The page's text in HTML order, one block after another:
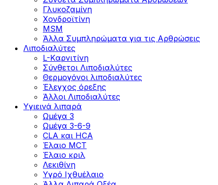
Γλυκοζαμίνη
Χονδροϊτίνη
MSM
Άλλα Συμπληρώματα για τις Αρθρώσεις
Λιποδιαλύτες
L-Kαρνιτίνη
Σύνθετοι Λιποδιαλύτες
Θερμογόνοι λιποδιαλύτες
Έλεγχος όρεξης
Άλλοι Λιποδιαλύτες
Υγιεινά λιπαρά
Ωμέγα 3
Ωμέγα 3-6-9
CLA και HCA
Έλαιο MCT
Έλαιο κριλ
Λεκιθίνη
Υγρό Ιχθυέλαιο